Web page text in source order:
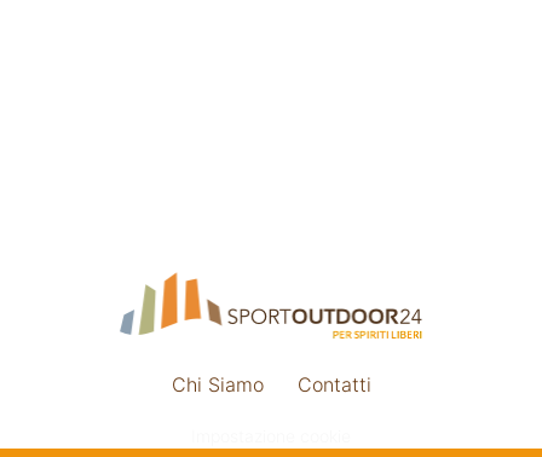
Chi Siamo Contatti